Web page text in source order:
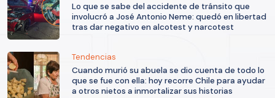
Lo que se sabe del accidente de tránsito que
involucró a José Antonio Neme: quedó en libertad
tras dar negativo en alcotest y narcotest
Tendencias
Cuando murió su abuela se dio cuenta de todo lo
que se fue con ella: hoy recorre Chile para ayudar
a otros nietos a inmortalizar sus historias